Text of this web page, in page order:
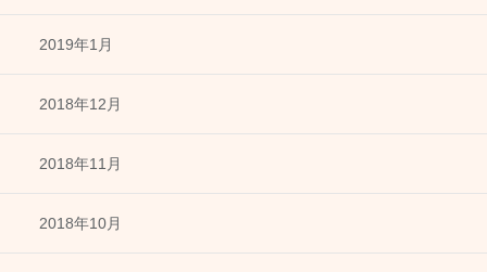
2019年1月
2018年12月
2018年11月
2018年10月